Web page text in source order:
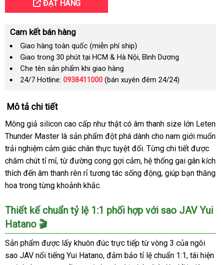
ĐẶT HÀNG
Cam kết bán hàng
Giao hàng toàn quốc (miễn phí ship)
Giao trong 30 phút tại HCM & Hà Nội, Bình Dương
Che tên sản phẩm khi giao hàng
24/7 Hotline: 0938411000 (bán xuyên đêm 24/24)
Mô tả chi tiết
Mông giả silicon cao cấp như thật có âm thanh size lớn Leten
Thunder Master là sản phẩm đột phá dành cho nam giới muốn
trải nghiệm cảm giác chân thực tuyệt đối. Từng chi tiết được
chăm chút tỉ mỉ, từ đường cong gợi cảm, hệ thống gai gân kích
thích đến âm thanh rên rỉ tương tác sống động, giúp bạn thăng
hoa trong từng khoảnh khắc.
Thiết kế chuẩn tỷ lệ 1:1 phối hợp với sao JAV Yui
Hatano 🎬
Sản phẩm được lấy khuôn đúc trực tiếp từ vòng 3 của ngôi
sao JAV nổi tiếng Yui Hatano, đảm bảo tỉ lệ chuẩn 1:1, tái hiện